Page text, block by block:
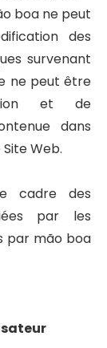
boa ne peut
des
survenant
ne peut être
et de
dans
Web.
cadre des
par les
par mão boa